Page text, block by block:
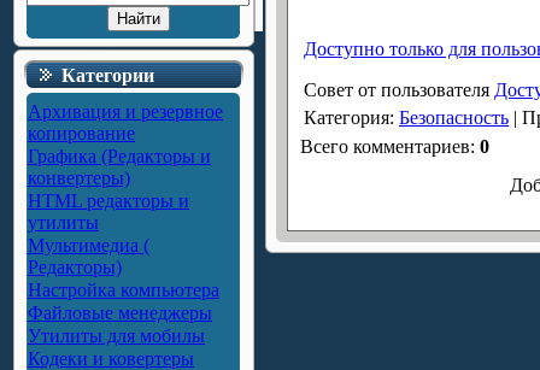
Категории
Архивация и резервное
копирование
Графика (Редакторы и
конвертеры)
HTML редакторы и
утилиты
Мультимедиа (
Редакторы)
Настройка компьютера
Файловые менеджеры
Утилиты для мобилы
Кодеки и ковертеры
Доступно только для
Совет от пользователя
Категория: Безопасность |
Всего комментариев: 0